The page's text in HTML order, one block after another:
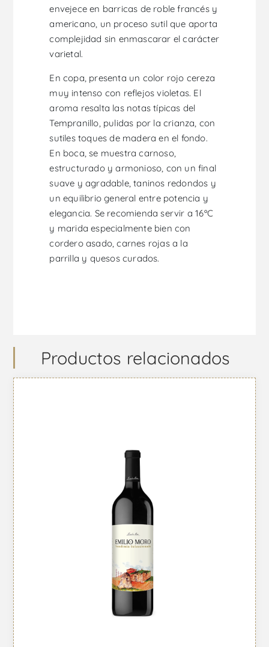
envejece en barricas de roble francés y
americano, un proceso sutil que aporta
complejidad sin enmascarar el carácter
varietal.
En copa, presenta un color rojo cereza
muy intenso con reflejos violetas. El
aroma resalta las notas típicas del
Tempranillo, pulidas por la crianza, con
sutiles toques de madera en el fondo.
En boca, se muestra carnoso,
estructurado y armonioso, con un final
suave y agradable, taninos redondos y
un equilibrio general entre potencia y
elegancia. Se recomienda servir a 16ºC
y marida especialmente bien con
cordero asado, carnes rojas a la
parrilla y quesos curados.
Productos relacionados